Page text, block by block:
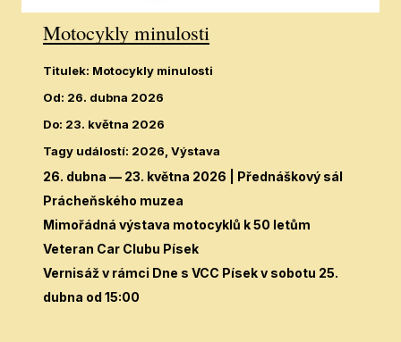
Motocykly minulosti
Titulek: Motocykly minulosti
Od: 26. dubna 2026
Do: 23. května 2026
Tagy událostí: 2026, Výstava
26. dubna — 23. května 2026 | Přednáškový sál
Prácheňského muzea
Mimořádná výstava motocyklů k 50 letům
Veteran Car Clubu Písek
Vernisáž v rámci Dne s VCC Písek v sobotu 25.
dubna od 15:00